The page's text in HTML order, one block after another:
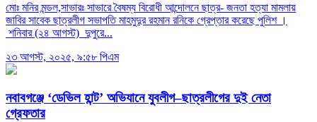
মোঃ মনির মন্ডল,সাভারঃ সাভারে বৈষম্য বিরোধী আন্দোলনে ছাত্র- জনতা হত্যা মামলায়
জাবির সাবেক ছাত্রলীগ সভাপতি মাহমুদুর রহমান রনিকে গ্রেপ্তার করেছে পুলিশ ।
শনিবার (২৪ আগস্ট) দুপুরে...
২৩ আগস্ট, ২০২৫, ৯:৫৮ পিএম
নবাবগঞ্জে ‘ডেভিল হান্ট’ অভিযানে যুবলীগ–ছাত্রলীগের দুই নেতা
গ্রেফতার